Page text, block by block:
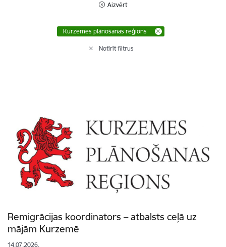
Aizvērt
Kurzemes plānošanas reģions
Notīrīt filtrus
Remigrācijas koordinators – atbalsts ceļā uz
mājām Kurzemē
14.07.2026.